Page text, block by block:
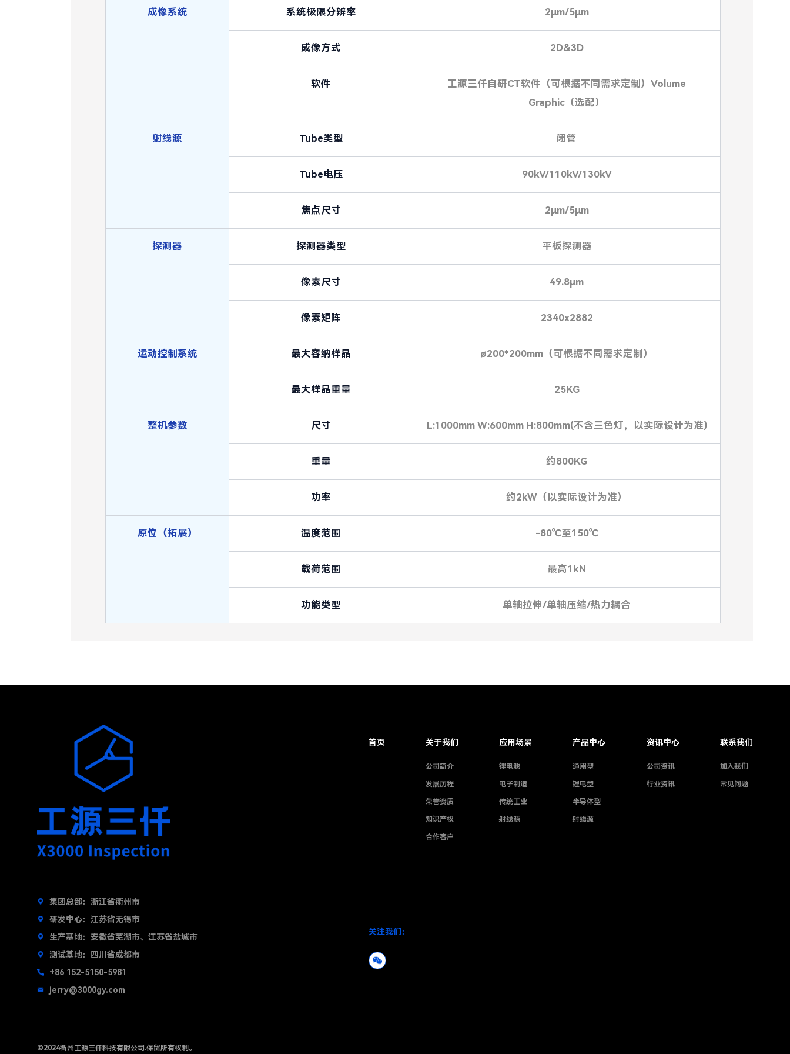
成像系统 系统极限分辨率 2μm/5μm
成像方式 2D&3D
软件
工源三仟自研CT软件（可根据不同需求定制）Volume
Graphic（选配）
射线源 Tube类型 闭管
Tube电压 90kV/110kV/130kV
焦点尺寸 2μm/5μm
探测器 探测器类型 平板探测器
像素尺寸 49.8μm
像素矩阵 2340x2882
运动控制系统 最大容纳样品 ø200*200mm（可根据不同需求定制）
最大样品重量 25KG
整机参数 尺寸 L:1000mm W:600mm H:800mm(不含三色灯，以实际设计为准)
重量 约800KG
功率 约2kW（以实际设计为准）
原位（拓展） 温度范围 -80℃至150℃
载荷范围 最高1kN
功能类型 单轴拉伸/单轴压缩/热力耦合
首页 关于我们
公司简介
发展历程
荣誉资质
知识产权
合作客户
应用场景
锂电池
电子制造
传统工业
射线源
产品中心
通用型
锂电型
半导体型
射线源
资讯中心
公司资讯
行业资讯
联系我们
加入我们
常见问题
集团总部：浙江省衢州市
研发中心：江苏省无锡市
生产基地：安徽省芜湖市、江苏省盐城市
测试基地：四川省成都市
+86 152-5150-5981
jerry@3000gy.com
关注我们：
©2024衢州工源三仟科技有限公司.保留所有权利。